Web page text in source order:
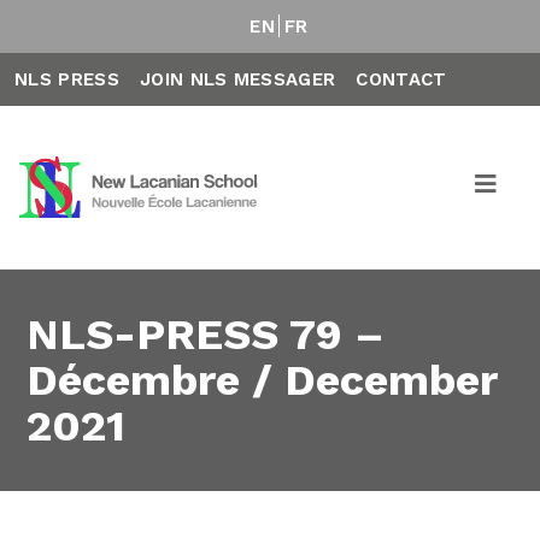
EN FR
NLS PRESS JOIN NLS MESSAGER CONTACT
NLS-PRESS 79 –
Décembre / December
2021